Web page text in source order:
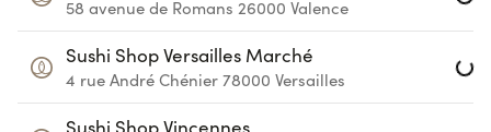
58 avenue de Romans 26000 Valence
Sushi Shop Versailles Marché
4 rue André Chénier 78000 Versailles